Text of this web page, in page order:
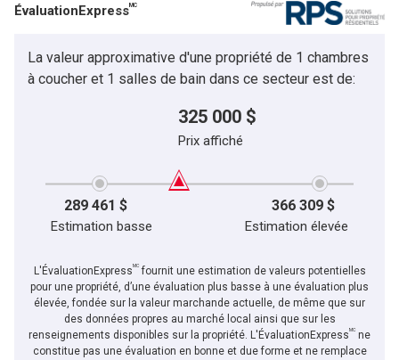
ÉvaluationExpressMC
La valeur approximative d'une propriété de 1 chambres
à coucher et 1 salles de bain dans ce secteur est de:
325 000 $
Prix affiché
289 461 $ 366 309 $
Estimation basse Estimation élevée
L'ÉvaluationExpressMCfournit une estimation de valeurs potentielles
pour une propriété, d’une évaluation plus basse à une évaluation plus
élevée, fondée sur la valeur marchande actuelle, de même que sur
des données propres au marché local ainsi que sur les
renseignements disponibles sur la propriété. L'ÉvaluationExpressMC ne
constitue pas une évaluation en bonne et due forme et ne remplace